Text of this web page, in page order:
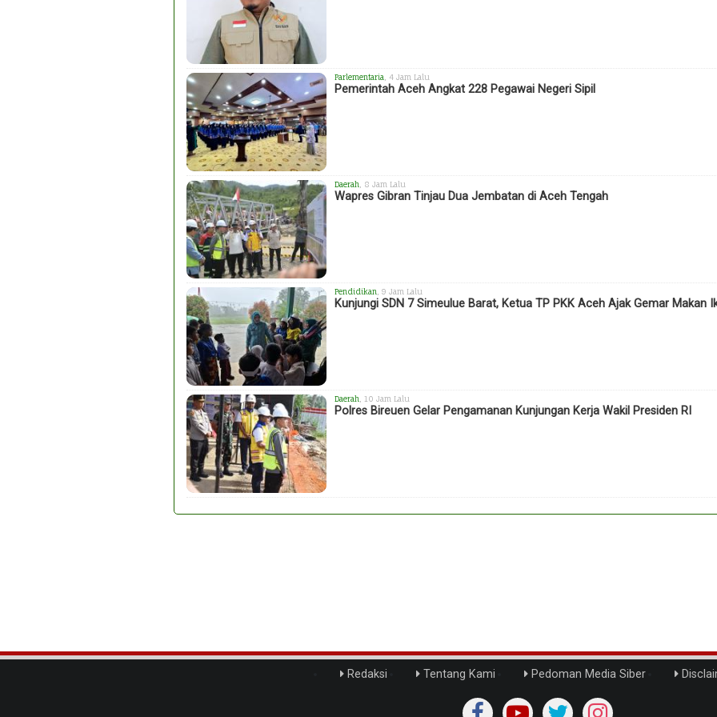
Parlementaria , 4 Jam Lalu
Pemerintah Aceh Angkat 228 Pegawai Negeri Sipil
Daerah , 8 Jam Lalu
Wapres Gibran Tinjau Dua Jembatan di Aceh Tengah
Pendidikan , 9 Jam Lalu
Kunjungi SDN 7 Simeulue Barat, Ketua TP PKK Aceh Ajak Gemar Makan
Daerah , 10 Jam Lalu
Polres Bireuen Gelar Pengamanan Kunjungan Kerja Wakil Presiden RI
Redaksi Tentang Kami Pedoman Media Siber